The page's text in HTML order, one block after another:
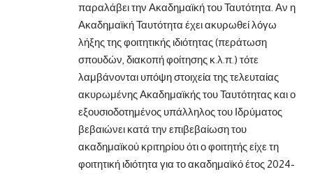
παραλάβει την Ακαδημαϊκή του Ταυτότητα. Αν η
Ακαδημαϊκή Ταυτότητα έχει ακυρωθεί λόγω
λήξης της φοιτητικής ιδιότητας (περάτωση
σπουδών, διακοπή φοίτησης κ.λ.π.) τότε
λαμβάνονται υπόψη στοιχεία της τελευταίας
ακυρωμένης Ακαδημαϊκής του Ταυτότητας και ο
εξουσιοδοτημένος υπάλληλος του Ιδρύματος
βεβαιώνει κατά την επιβεβαίωση του
ακαδημαϊκού κριτηρίου ότι ο φοιτητής είχε τη
φοιτητική ιδιότητα για το ακαδημαϊκό έτος 2024-